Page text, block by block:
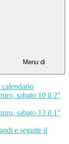
Menu di
sabato 10 il 2°
sabato 13 il 1°
e seguite il